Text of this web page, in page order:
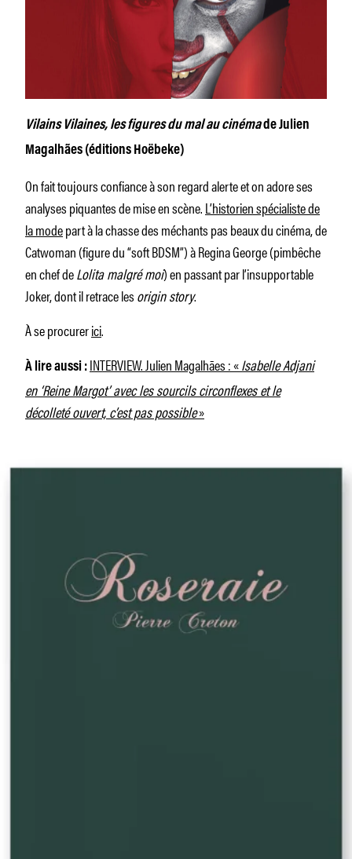
Vilains Vilaines, les figures du mal au cinémade Julien
Magalhães (éditions Hoëbeke)
On fait toujours confiance à son regard alerte et on adore ses
analyses piquantes de mise en scène.L’historien spécialiste de
la modepart à la chasse des méchants pas beaux du cinéma, de
Catwoman (figure du “soft BDSM”) à Regina George (pimbêche
en chef deLolita malgré moi) en passant par l’insupportable
Joker, dont il retrace lesorigin story.
À se procurerici.
À lire aussi : INTERVIEW. Julien Magalhães : «Isabelle Adjani
en ‘Reine Margot’ avec les sourcils circonflexes et le
décolleté ouvert, c’est pas possible»